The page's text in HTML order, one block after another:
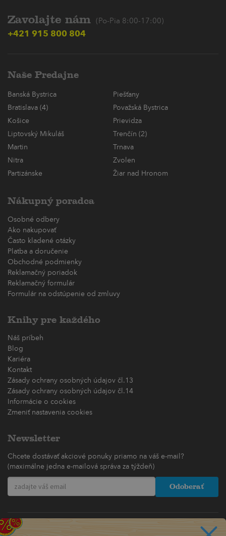
Zavolajte nám (Po-Pia 8:00-17:00)
+421 915 800 804
Naše Predajne
Banská Bystrica
Piešťany
Bratislava (4)
Považská Bystrica
Košice
Prievidza
Liptovský Mikuláš
Trenčín (2)
Martin
Trnava
Nitra
Zvolen
Partizánske
Žiar nad Hronom
Nákupný poradca
Osobné odbery
Ako nakupovať
Často kladené otázky
Platba a doručenie
Obchodné podmienky
Reklamačný poriadok
Reklamačný formulár
Formulár na odstúpenie od zmluvy
Knihy pre každého
Náš príbeh
Blog
Kariéra
Kontakt
Zásady ochrany osobných údajov čl.13
Zásady ochrany osobných údajov čl.14
Informácie o cookies
Zmeniť nastavenia cookies
Newsletter
Chcete dostávať akciové ponuky priamo na váš e-mail?
(maximálne jedna e-mailová správa za týždeň)
Odoberať